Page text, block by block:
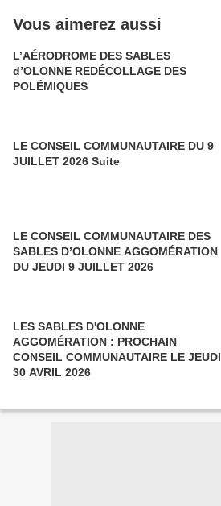
Vous aimerez aussi
L’AÉRODROME DES SABLES
d’OLONNE REDÉCOLLAGE DES
POLÉMIQUES
LE CONSEIL COMMUNAUTAIRE DU 9
JUILLET 2026 Suite
LE CONSEIL COMMUNAUTAIRE DES
SABLES D’OLONNE AGGOMÉRATION
DU JEUDI 9 JUILLET 2026
LES SABLES D'OLONNE
AGGOMÉRATION : PROCHAIN
CONSEIL COMMUNAUTAIRE LE JEUDI
30 AVRIL 2026